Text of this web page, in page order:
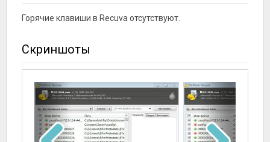
Горячие клавиши в Recuva отсутствуют.
Скриншоты